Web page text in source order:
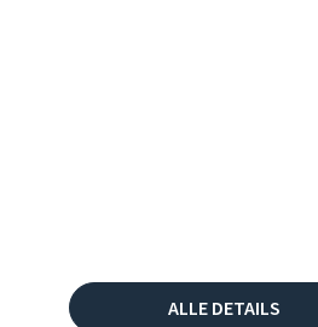
ALLE DETAILS